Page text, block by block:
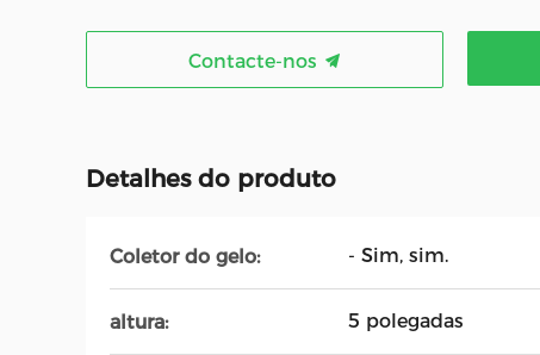
Contacte-nos
Detalhes do produto
Coletor do gelo: - Sim, sim.
altura: 5 polegadas